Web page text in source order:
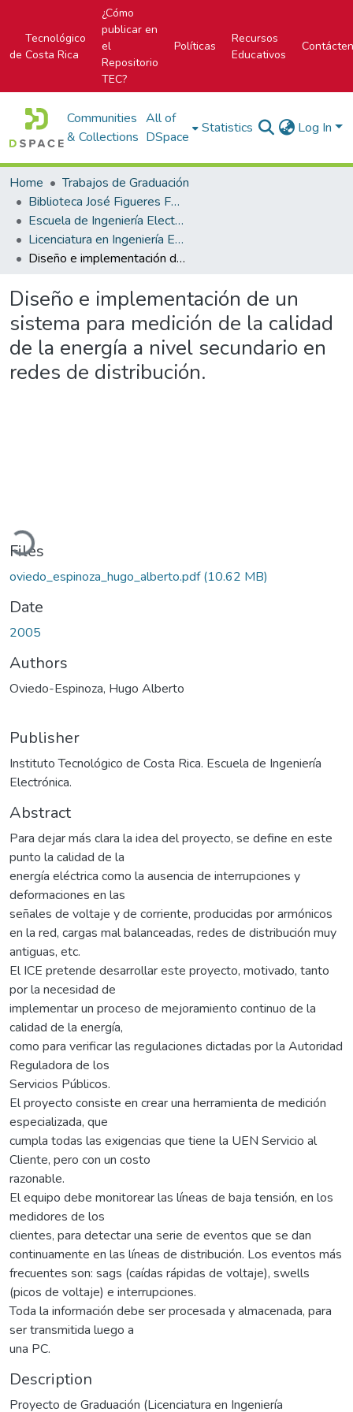
Tecnológico
de Costa Rica
¿Cómo
publicar en
el
Repositorio
TEC?
Políticas
Recursos
Educativos
Communities
& Collections
All of
DSpace
Statistics Log In
Home
Trabajos de Graduación
Biblioteca José Figueres Ferrer
Escuela de Ingeniería Electrónica
Licenciatura en Ingeniería Electrónica
Diseño e implementación de un sistema para medición de la calidad de la energía a nivel secundario en redes de distribución.
Diseño e implementación de un
sistema para medición de la calidad
de la energía a nivel secundario en
redes de distribución.
Loading...
Files
oviedo_espinoza_hugo_alberto.pdf(10.62 MB)
Date
2005
Authors
Oviedo-Espinoza, Hugo Alberto
Publisher
Instituto Tecnológico de Costa Rica. Escuela de Ingeniería
Electrónica.
Abstract
Para dejar más clara la idea del proyecto, se define en este
punto la calidad de la
energía eléctrica como la ausencia de interrupciones y
deformaciones en las
señales de voltaje y de corriente, producidas por armónicos
en la red, cargas mal balanceadas, redes de distribución muy
antiguas, etc.
El ICE pretende desarrollar este proyecto, motivado, tanto
por la necesidad de
implementar un proceso de mejoramiento continuo de la
calidad de la energía,
como para verificar las regulaciones dictadas por la Autoridad
Reguladora de los
Servicios Públicos.
El proyecto consiste en crear una herramienta de medición
especializada, que
cumpla todas las exigencias que tiene la UEN Servicio al
Cliente, pero con un costo
razonable.
El equipo debe monitorear las líneas de baja tensión, en los
medidores de los
clientes, para detectar una serie de eventos que se dan
continuamente en las líneas de distribución. Los eventos más
frecuentes son: sags (caídas rápidas de voltaje), swells
(picos de voltaje) e interrupciones.
Toda la información debe ser procesada y almacenada, para
ser transmitida luego a
una PC.
Description
Proyecto de Graduación (Licenciatura en Ingeniería